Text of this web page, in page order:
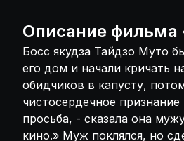
сдержать клятву так и не
зубной пасты, в которой
эфира. На карьере в
десять лет. Жена вскоре
главной роли так и не
на его пути возникает
снять фильм с дочерью
Описание фильма
Босс якудза Тайдзо Муто
его дом и начали кричать
обидчиков в капусту,
чистосердечное
просьба, - сказала она
кино.» Муж поклялся, но